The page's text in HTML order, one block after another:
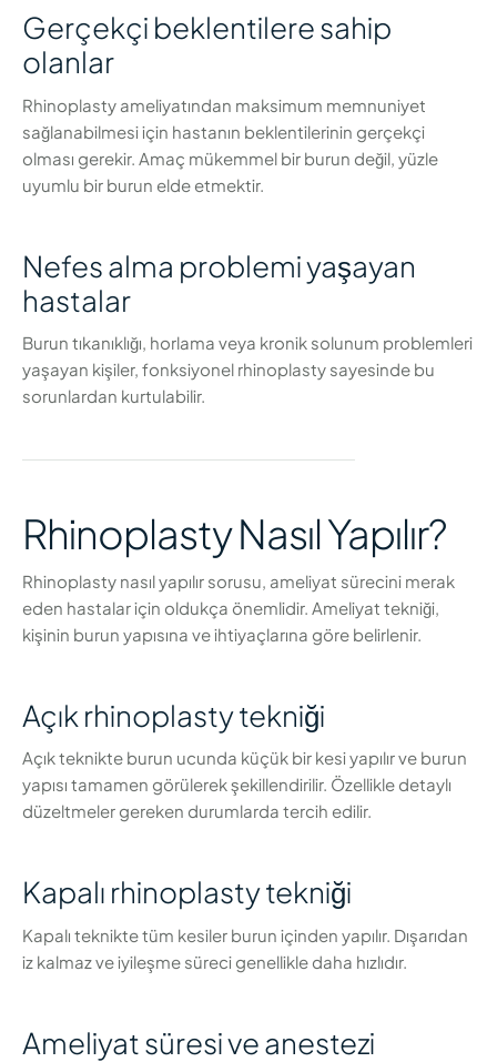
Gerçekçi beklentilere sahip
olanlar
Rhinoplasty ameliyatından maksimum memnuniyet
sağlanabilmesi için hastanın beklentilerinin gerçekçi
olması gerekir. Amaç mükemmel bir burun değil, yüzle
uyumlu bir burun elde etmektir.
Nefes alma problemi yaşayan
hastalar
Burun tıkanıklığı, horlama veya kronik solunum problemleri
yaşayan kişiler, fonksiyonel rhinoplasty sayesinde bu
sorunlardan kurtulabilir.
Rhinoplasty Nasıl Yapılır?
Rhinoplasty nasıl yapılır sorusu, ameliyat sürecini merak
eden hastalar için oldukça önemlidir. Ameliyat tekniği,
kişinin burun yapısına ve ihtiyaçlarına göre belirlenir.
Açık rhinoplasty tekniği
Açık teknikte burun ucunda küçük bir kesi yapılır ve burun
yapısı tamamen görülerek şekillendirilir. Özellikle detaylı
düzeltmeler gereken durumlarda tercih edilir.
Kapalı rhinoplasty tekniği
Kapalı teknikte tüm kesiler burun içinden yapılır. Dışarıdan
iz kalmaz ve iyileşme süreci genellikle daha hızlıdır.
Ameliyat süresi ve anestezi